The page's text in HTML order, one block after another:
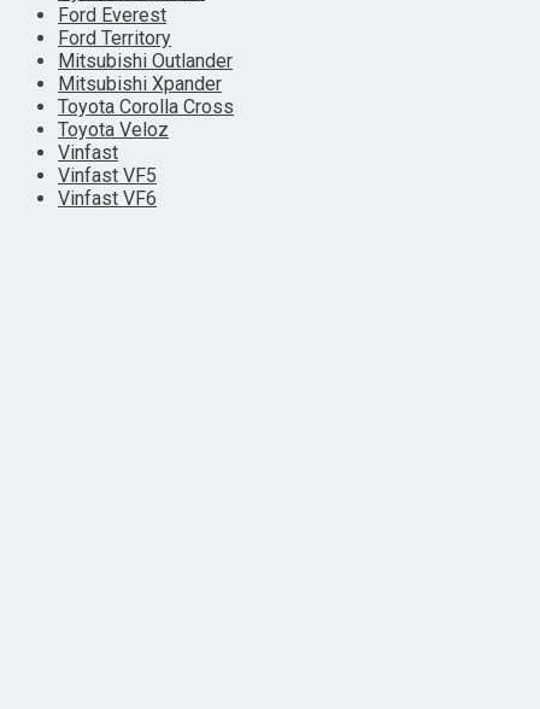
Ford Everest
Ford Territory
Mitsubishi Outlander
Mitsubishi Xpander
Toyota Corolla Cross
Toyota Veloz
Vinfast
Vinfast VF5
Vinfast VF6